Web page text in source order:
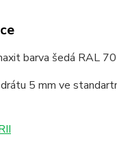
barva šedá RAL
5 mm ve